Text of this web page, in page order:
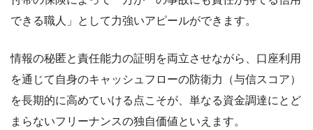
できる職人」として力強いアピールができます。
情報の秘匿と責任能力の証明を両立させながら、口座利用
を通じて自身のキャッシュフローの防衛力（与信スコア）
を長期的に高めていける点こそが、単なる資金調達にとど
まらないフリーナンスの独自価値といえます。